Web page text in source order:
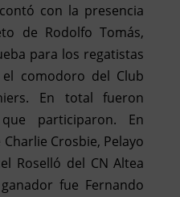
con la presencia
de Rodolfo Tomás,
para los regatistas
comodoro del Club
En total fueron
participaron. En
Crosbie, Pelayo
Roselló del CN Altea
fue Fernando